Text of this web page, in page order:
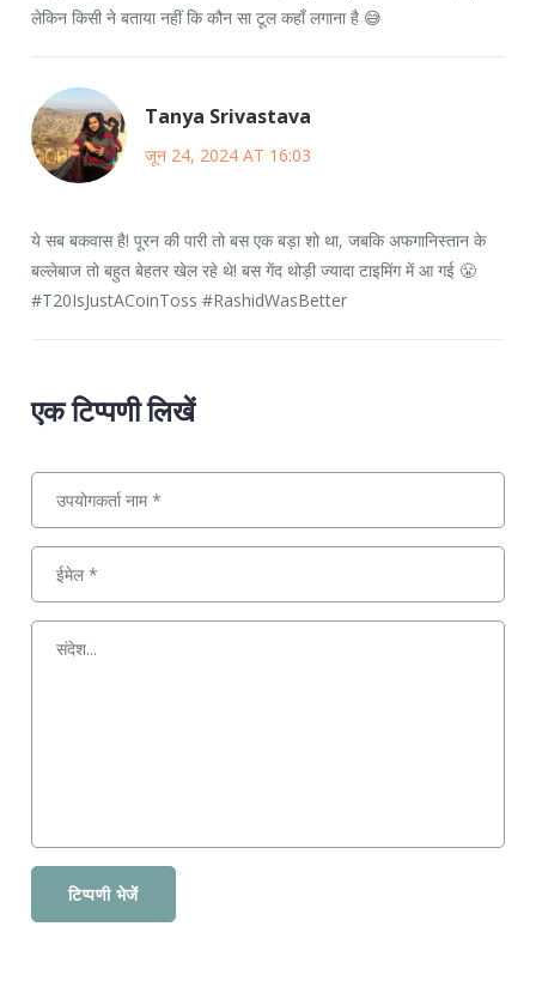
लेकिन किसी ने बताया नहीं कि कौन सा टूल कहाँ लगाना है 😅
Tanya Srivastava
जून 24, 2024 AT 16:03
ये सब बकवास है! पूरन की पारी तो बस एक बड़ा शो था, जबकि अफगानिस्तान के
बल्लेबाज तो बहुत बेहतर खेल रहे थे! बस गेंद थोड़ी ज्यादा टाइमिंग में आ गई 😤
#T20IsJustACoinToss #RashidWasBetter
एक टिप्पणी लिखें
टिप्पणी भेजें